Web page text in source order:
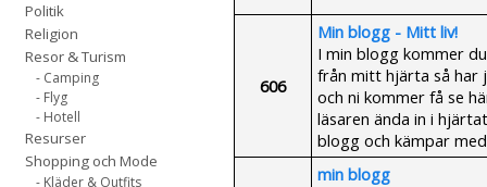
Politik
Religion
Resor & Turism
- Camping
- Flyg
- Hotell
Resurser
Shopping och Mode
- Kläder & Outfits
606
Min blogg - Mitt liv!
I min blogg kommer
från mitt hjärta så har
och ni kommer få se
läsaren ända in i
blogg och kämpar
min blogg